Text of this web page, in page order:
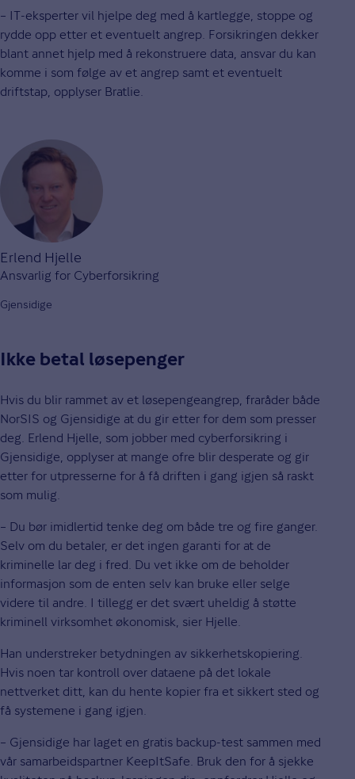
– IT-eksperter vil hjelpe deg med å kartlegge, stoppe og
rydde opp etter et eventuelt angrep. Forsikringen dekker
blant annet hjelp med å rekonstruere data, ansvar du kan
komme i som følge av et angrep samt et eventuelt
driftstap, opplyser Bratlie.
Erlend Hjelle
Ansvarlig for Cyberforsikring
Gjensidige
Ikke betal løsepenger
Hvis du blir rammet av et løsepengeangrep, fraråder både
NorSIS og Gjensidige at du gir etter for dem som presser
deg. Erlend Hjelle, som jobber med cyberforsikring i
Gjensidige, opplyser at mange ofre blir desperate og gir
etter for utpresserne for å få driften i gang igjen så raskt
som mulig.
– Du bør imidlertid tenke deg om både tre og fire ganger.
Selv om du betaler, er det ingen garanti for at de
kriminelle lar deg i fred. Du vet ikke om de beholder
informasjon som de enten selv kan bruke eller selge
videre til andre. I tillegg er det svært uheldig å støtte
kriminell virksomhet økonomisk, sier Hjelle.
Han understreker betydningen av sikkerhetskopiering.
Hvis noen tar kontroll over dataene på det lokale
nettverket ditt, kan du hente kopier fra et sikkert sted og
få systemene i gang igjen.
– Gjensidige har laget en gratis backup-test sammen med
vår samarbeidspartner KeepItSafe. Bruk den for å sjekke